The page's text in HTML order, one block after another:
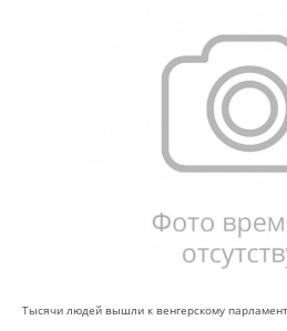
Тысячи людей вышли к венгерскому